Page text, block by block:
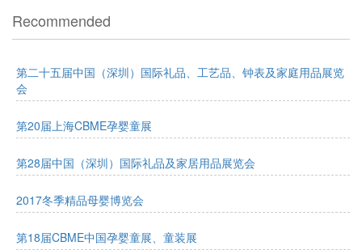
Recommended
第二十五届中国（深圳）国际礼品、工艺品、钟表及家庭用品展览
会
第20届上海CBME孕婴童展
第28届中国（深圳）国际礼品及家居用品展览会
2017冬季精品母婴博览会
第18届CBME中国孕婴童展、童装展